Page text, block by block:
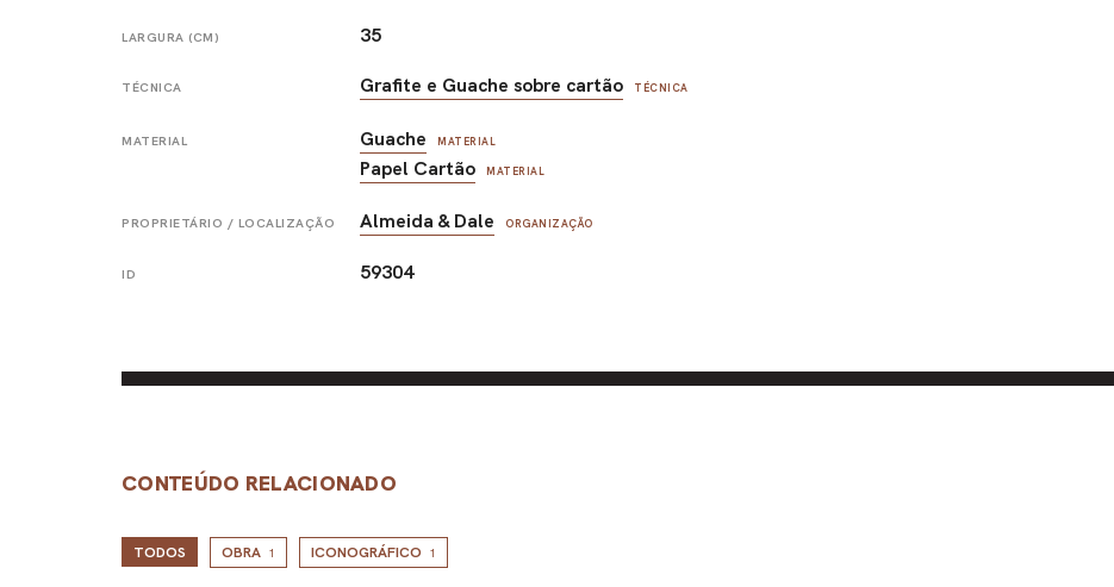
LARGURA (CM) 35
TÉCNICA Grafite e Guache sobre cartão TÉCNICA
MATERIAL Guache MATERIAL
Papel Cartão MATERIAL
PROPRIETÁRIO / LOCALIZAÇÃO Almeida & Dale ORGANIZAÇÃO
ID 59304
CONTEÚDO RELACIONADO
TODOS OBRA 1 ICONOGRÁFICO 1